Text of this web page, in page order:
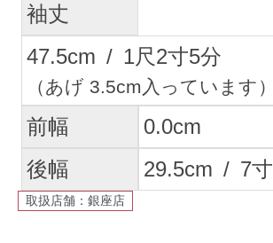
袖丈
47.5cm / 1尺2寸5分
（あげ 3.5cm入っています）
前幅 0.0cm
後幅
29.5cm / 7寸
取扱店舗：銀座店